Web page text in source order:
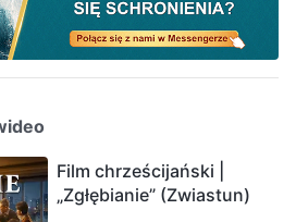
Film chrześcijański |
„Zgłębianie” (Zwiastun)